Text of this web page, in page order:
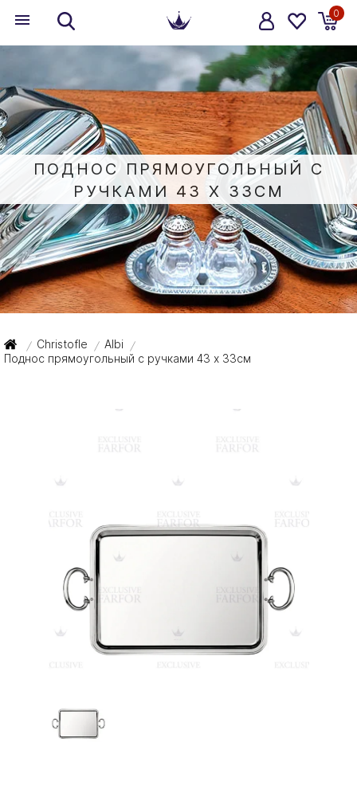
0
ПОДНОС ПРЯМОУГОЛЬНЫЙ С
РУЧКАМИ 43 X 33СМ
/ Christofle / Albi /
Поднос прямоугольный с ручками 43 x 33см